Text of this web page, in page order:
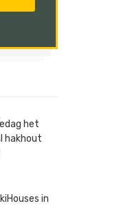
het
hakhout
in